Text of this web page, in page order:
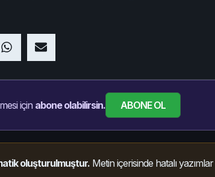
için abone olabilirsin. ABONE OL
oluşturulmuştur. Metin içerisinde hatalı